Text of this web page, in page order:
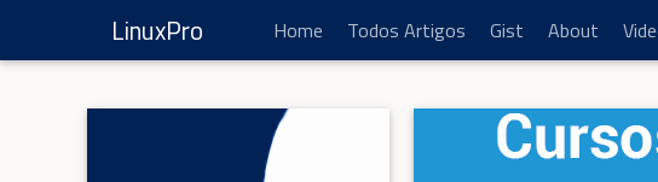
LinuxPro Home Todos Artigos Gist About